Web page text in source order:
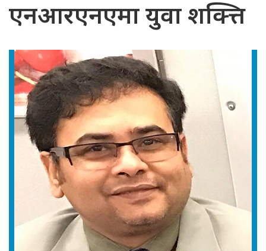
एनआरएनएमा युवा शक्त्ति